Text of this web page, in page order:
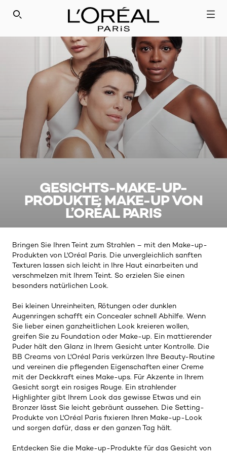
SEARCH THIS SITE
GESICHTS-MAKE-UP-
PRODUKTE: MAKE-UP VON
L’ORÉAL PARIS
Bringen Sie Ihren Teint zum Strahlen – mit den Make-up-
Produkten von L'Oréal Paris. Die unvergleichlich sanften
Texturen lassen sich leicht in Ihre Haut einarbeiten und
verschmelzen mit Ihrem Teint. So erzielen Sie einen
besonders natürlichen Look.
Bei kleinen Unreinheiten, Rötungen oder dunklen
Augenringen schafft ein Concealer schnell Abhilfe. Wenn
Sie lieber einen ganzheitlichen Look kreieren wollen,
greifen Sie zu Foundation oder Make-up. Ein mattierender
Puder hält den Glanz in Ihrem Gesicht unter Kontrolle. Die
BB Creams von L'Oréal Paris verkürzen Ihre Beauty-Routine
und vereinen die pflegenden Eigenschaften einer Creme
mit der Deckkraft eines Make-ups. Für Akzente in Ihrem
Gesicht sorgt ein rosiges Rouge. Ein strahlender
Highlighter gibt Ihrem Look das gewisse Etwas und ein
Bronzer lässt Sie leicht gebräunt aussehen. Die Setting-
Produkte von L'Oréal Paris fixieren Ihren Make-up-Look
und sorgen dafür, dass er den ganzen Tag hält.
Entdecken Sie die Make-up-Produkte für das Gesicht von